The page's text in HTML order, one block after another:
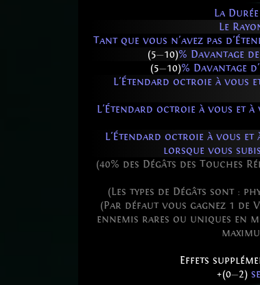
La
Le
Tant que vous n'avez pas
(5—10)% Davantage
(5—10)% Davantage
L'Étendard octroie à vous
L'Étendard octroie à vous et à
L'Étendard octroie à vous et
lorsque vous
(40% des Dégâts des Touches
(Les types de Dégâts sont :
(Par défaut vous gagnez 1 de
ennemis rares ou uniques en
Effets
+(0—2)